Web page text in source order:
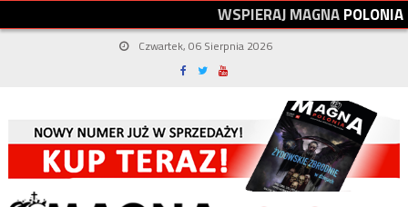
WSPIERAJMAGNAPOLONIA
Czwartek, 06 Sierpnia 2026